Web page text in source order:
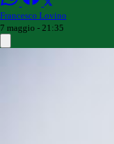
Francesco Lovino
7 maggio - 21:35